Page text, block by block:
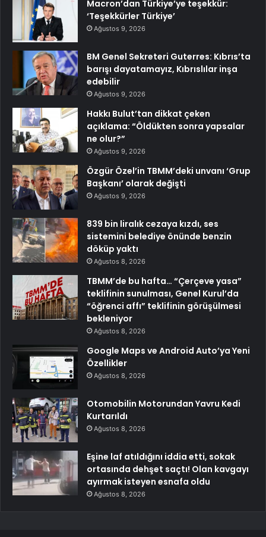
Macron’dan Türkiye’ye teşekkür:
‘Teşekkürler Türkiye’
Ağustos 9, 2026
BM Genel Sekreteri Guterres: Kıbrıs’ta
barışı dayatamayız, Kıbrıslılar inşa
edebilir
Ağustos 9, 2026
Hakkı Bulut’tan dikkat çeken
açıklama: “Öldükten sonra yapsalar
ne olur?”
Ağustos 9, 2026
Özgür Özel’in TBMM’deki unvanı ‘Grup
Başkanı’ olarak değişti
Ağustos 9, 2026
839 bin liralık cezaya kızdı, ses
sistemini belediye önünde benzin
döküp yaktı
Ağustos 8, 2026
TBMM’de bu hafta… “Çerçeve yasa”
teklifinin sunulması, Genel Kurul’da
“öğrenci affı” teklifinin görüşülmesi
bekleniyor
Ağustos 8, 2026
Google Maps ve Android Auto’ya Yeni
Özellikler
Ağustos 8, 2026
Otomobilin Motorundan Yavru Kedi
Kurtarıldı
Ağustos 8, 2026
Eşine laf atıldığını iddia etti, sokak
ortasında dehşet saçtı! Olan kavgayı
ayırmak isteyen esnafa oldu
Ağustos 8, 2026